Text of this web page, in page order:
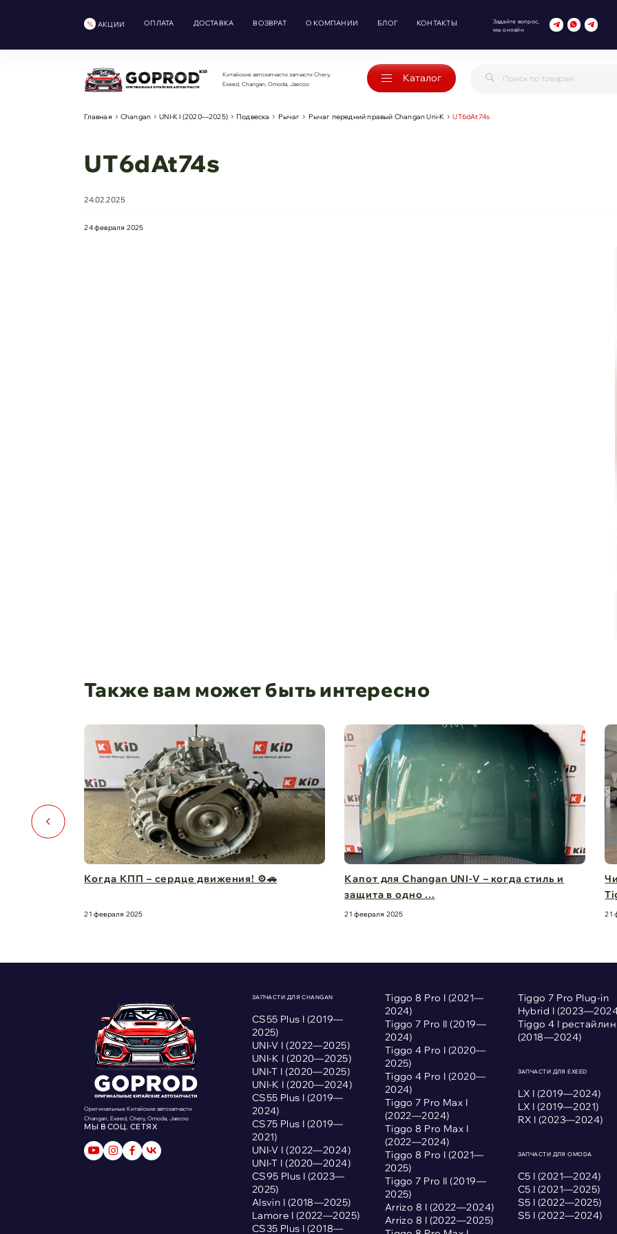
АКЦИИ ОПЛАТА ДОСТАВКА ВОЗВРАТ О КОМПАНИИ БЛОГ КОНТАКТЫ
Задайте вопрос,
мы онлайн
Китайские автозапчасти запчасти Chery,
Exeed, Changan, Omoda, Jaecoo
Каталог
Главная Changan UNI-K I (2020—2025) Подвеска Рычаг Рычаг передний правый Changan Uni-K UT6dAt74s
UT6dAt74s
24.02.2025
24 февраля 2025
Также вам может быть интересно
Когда КПП – сердце движения! ⚙️🚗
Капот для Changan UNI-V – когда стиль и
защита в одно ...
Чистый обзор
Tiggo 8 Pro M ...
Оригинальные Китайские автозапчасти
Changan, Exeed, Chery, Omoda, Jaecoo
МЫ В СОЦ. СЕТЯХ
ЗАПЧАСТИ ДЛЯ CHANGAN
CS55 Plus I (2019—
2025)
UNI-V I (2022—2025)
UNI-K I (2020—2025)
UNI-T I (2020—2025)
UNI-K I (2020—2024)
CS55 Plus I (2019—
2024)
CS75 Plus I (2019—
2021)
UNI-V I (2022—2024)
UNI-T I (2020—2024)
CS95 Plus I (2023—
2025)
Alsvin I (2018—2025)
Lamore I (2022—2025)
CS35 Plus I (2018—
Tiggo 8 Pro I (2021—
2024)
Tiggo 7 Pro II (2019—
2024)
Tiggo 4 Pro I (2020—
2025)
Tiggo 4 Pro I (2020—
2024)
Tiggo 7 Pro Max I
(2022—2024)
Tiggo 8 Pro Max I
(2022—2024)
Tiggo 8 Pro I (2021—
2025)
Tiggo 7 Pro II (2019—
2025)
Arrizo 8 I (2022—2024)
Arrizo 8 I (2022—2025)
Tiggo 7 Pro Plug-in
Hybrid I
Tiggo 4 I
(2018—2024)
ЗАПЧАСТИ ДЛЯ EXEED
LX I (2019—2024)
LX I (2019—2021)
RX I (2023—2024)
ЗАПЧАСТИ ДЛЯ OMODA
С5 I (2021—2024)
С5 I (2021—2025)
S5 I (2022—2025)
S5 I (2022—2024)